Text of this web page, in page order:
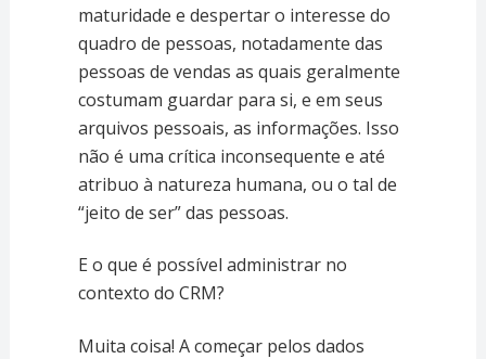
maturidade e despertar o interesse do
quadro de pessoas, notadamente das
pessoas de vendas as quais geralmente
costumam guardar para si, e em seus
arquivos pessoais, as informações. Isso
não é uma crítica inconsequente e até
atribuo à natureza humana, ou o tal de
“jeito de ser” das pessoas.
E o que é possível administrar no
contexto do CRM?
Muita coisa! A começar pelos dados